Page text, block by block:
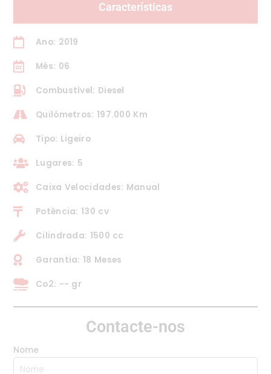
Características
Ano: 2019
Mês: 06
Combustível: Diesel
Quilómetros: 197.000 Km
Tipo: Ligeiro
Lugares: 5
Caixa Velocidades: Manual
Potência: 130 cv
Cilindrada: 1500 cc
Garantia: 18 Meses
Co2: -- gr
Contacte-nos
Nome